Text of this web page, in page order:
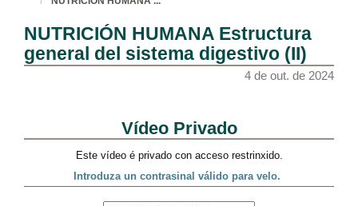
NUTRICIÓN HUMANA Estructura
general del sistema digestivo (II)
4 de out. de 2024